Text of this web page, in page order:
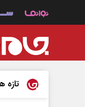
تازه